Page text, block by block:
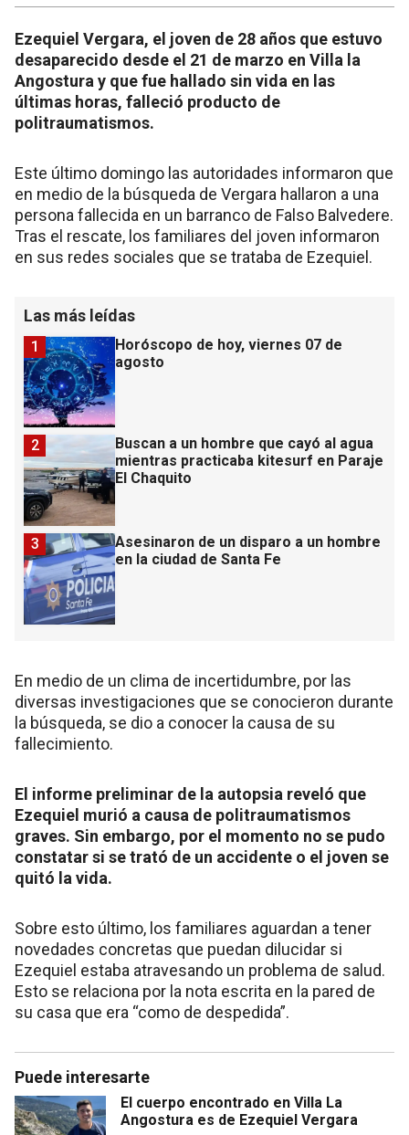
Ezequiel Vergara, el joven de 28 años que estuvo
desaparecido desde el 21 de marzo en Villa la
Angostura y que fue hallado sin vida en las
últimas horas, falleció producto de
politraumatismos.
Este último domingo las autoridades informaron que
en medio de la búsqueda de Vergara hallaron a una
persona fallecida en un barranco de Falso Balvedere.
Tras el rescate, los familiares del joven informaron
en sus redes sociales que se trataba de Ezequiel.
Las más leídas
Horóscopo de hoy, viernes 07 de
agosto
1
Buscan a un hombre que cayó al agua
mientras practicaba kitesurf en Paraje
El Chaquito
2
Asesinaron de un disparo a un hombre
en la ciudad de Santa Fe
3
En medio de un clima de incertidumbre, por las
diversas investigaciones que se conocieron durante
la búsqueda, se dio a conocer la causa de su
fallecimiento.
El informe preliminar de la autopsia reveló que
Ezequiel murió a causa de politraumatismos
graves. Sin embargo, por el momento no se pudo
constatar si se trató de un accidente o el joven se
quitó la vida.
Sobre esto último, los familiares aguardan a tener
novedades concretas que puedan dilucidar si
Ezequiel estaba atravesando un problema de salud.
Esto se relaciona por la nota escrita en la pared de
su casa que era “como de despedida”.
Puede interesarte
El cuerpo encontrado en Villa La
Angostura es de Ezequiel Vergara